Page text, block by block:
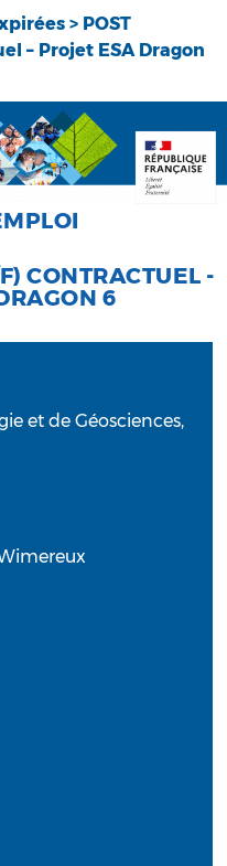
> POST
– Projet ESA Dragon
CONTRACTUEL -
6
et de Géosciences,